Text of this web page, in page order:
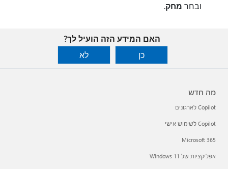
ובחר מחק.
האם המידע הזה הועיל לך?
כן
לא
מה חדש
Copilot לארגונים
Copilot לשימוש אישי
Microsoft 365
אפליקציות של Windows 11‏